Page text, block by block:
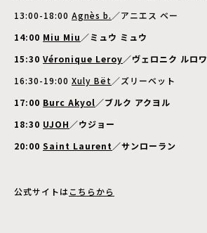
13:00-18:00 Agnès b. ／アニエス ベー
14:00 Miu Miu ／ミュウ ミュウ
15:30 Véronique Leroy／ヴェロニク ルロワ
16:30-19:00 Xuly Bët ／ズリーベット
17:00 Burc Akyol／ブルク アクヨル
18:30 UJOH ／ウジョー
20:00 Saint Laurent ／サンローラン
公式サイトはこちらから